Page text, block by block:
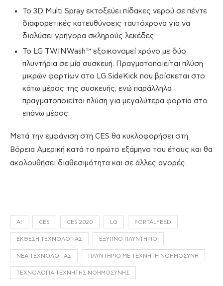
Το 3D Multi Spray εκτοξεύει πίδακες νερού σε πέντε
διαφορετικές κατευθύνσεις ταυτόχρονα για να
διαλύσει γρήγορα σκληρούς λεκέδες
Το LG TWINWash™ εξοικονομεί χρόνο με δύο
πλυντήρια σε μία συσκευή. Πραγματοποιείται πλύση
μικρών φορτίων στο LG SideKick που βρίσκεται στο
κάτω μέρος της συσκευής, ενώ παράλληλα
πραγματοποιείται πλύση για μεγαλύτερα φορτία στο
επάνω μέρος.
Μετά την εμφάνιση στη CES θα κυκλοφορήσει στη
Βόρεια Αμερική κατά το πρώτο εξάμηνο του έτους και θα
ακολουθήσει διαθεσιμότητα και σε άλλες αγορές.
AI CES CES 2020 LG PORTALFEED
ΈΚΘΕΣΗ ΤΕΧΝΟΛΟΓΊΑΣ ΈΞΥΠΝΟ ΠΛΥΝΤΉΡΙΟ
ΝΈΑ ΤΕΧΝΟΛΟΓΊΑΣ ΠΛΥΝΤΉΡΙΟ ΜΕ ΤΕΧΝΗΤΉ ΝΟΗΜΟΣΎΝΗ
ΤΕΧΝΟΛΟΓΊΑ ΤΕΧΝΗΤΉΣ ΝΟΗΜΟΣΎΝΗΣ